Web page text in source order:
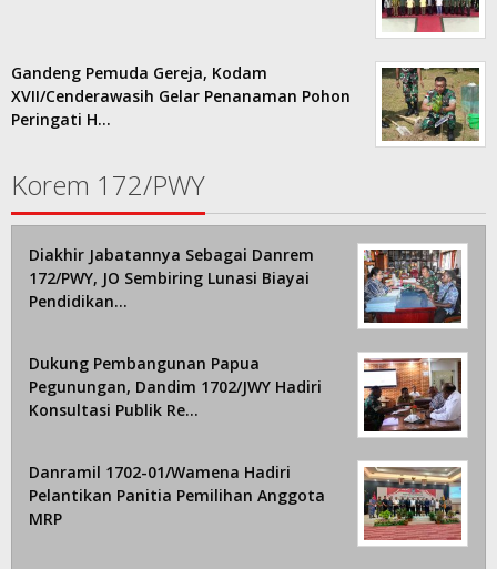
Gandeng Pemuda Gereja, Kodam
XVII/Cenderawasih Gelar Penanaman Pohon
Peringati H…
Korem 172/PWY
Diakhir Jabatannya Sebagai Danrem
172/PWY, JO Sembiring Lunasi Biayai
Pendidikan…
Dukung Pembangunan Papua
Pegunungan, Dandim 1702/JWY Hadiri
Konsultasi Publik Re…
Danramil 1702-01/Wamena Hadiri
Pelantikan Panitia Pemilihan Anggota
MRP